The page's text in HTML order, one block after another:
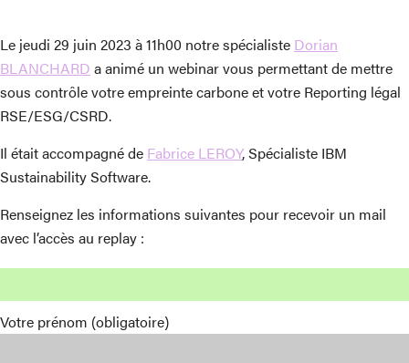
Le jeudi 29 juin 2023 à 11h00 notre spécialiste Dorian
BLANCHARD a animé un webinar vous permettant de mettre
sous contrôle votre empreinte carbone et votre Reporting légal
RSE/ESG/CSRD.
Il était accompagné de Fabrice LEROY, Spécialiste IBM
Sustainability Software.
Renseignez les informations suivantes pour recevoir un mail
avec l’accès au replay :
Votre prénom (obligatoire)